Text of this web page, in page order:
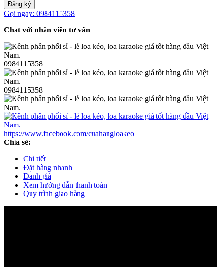
Đăng ký
Gọi ngay: 0984115358
Chat với nhân viên tư vấn
0984115358
0984115358
https://www.facebook.com/cuahangloakeo
Chia sẻ:
Chi tiết
Đặt hàng nhanh
Đánh giá
Xem hướng dẫn thanh toán
Quy trình giao hàng